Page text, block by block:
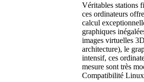
Véritables stations
ces ordinateurs
calcul
graphiques
images virtuelles
architecture), le
intensif, ces
mesure sont très
Compatibilité